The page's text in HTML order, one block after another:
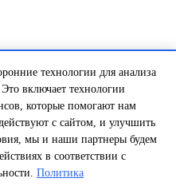
ул. Петровская дом
в
технологии для анализа
включает технологии
которые помогают нам
с сайтом, и улучшить
мы и наши партнеры будем
в соответствии с
Политика